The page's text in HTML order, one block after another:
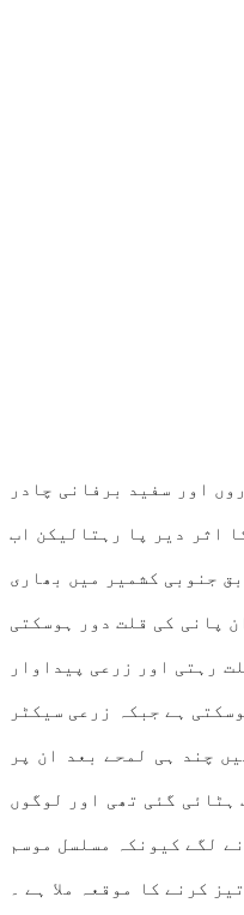
اور سفید برفانی چادر
اثر دیر پا رہتالیکن اب
جنوبی کشمیر میں بھاری
اس سے گرمائی ایام کے دوران پانی کی قلت دور ہوسکتی
رہتی اور زرعی پیداوار
ہے جبکہ زرعی سیکٹر
چند ہی لمحے بعد ان پر
گئی تھی اور لوگوں
لگے کیونکہ مسلسل موسم
کرنے کا موقعہ ملا ہے ۔